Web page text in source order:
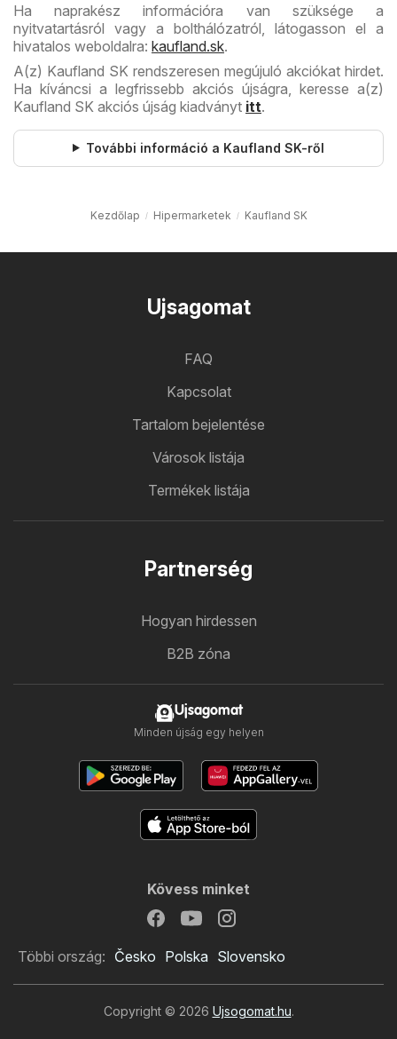
Ha naprakész információra van szüksége a
nyitvatartásról vagy a bolthálózatról, látogasson el a
hivatalos weboldalra: kaufland.sk.
A(z) Kaufland SK rendszeresen megújuló akciókat hirdet.
Ha kíváncsi a legfrissebb akciós újságra, keresse a(z)
Kaufland SK akciós újság kiadványt itt.
További információ a Kaufland SK-ről
Kezdőlap Hipermarketek Kaufland SK
Ujsagomat
FAQ
Kapcsolat
Tartalom bejelentése
Városok listája
Termékek listája
Partnerség
Hogyan hirdessen
B2B zóna
Ujsagomat
Minden újság egy helyen
Kövess minket
Többi ország: Česko Polska Slovensko
Copyright © 2026 Ujsogomat.hu.